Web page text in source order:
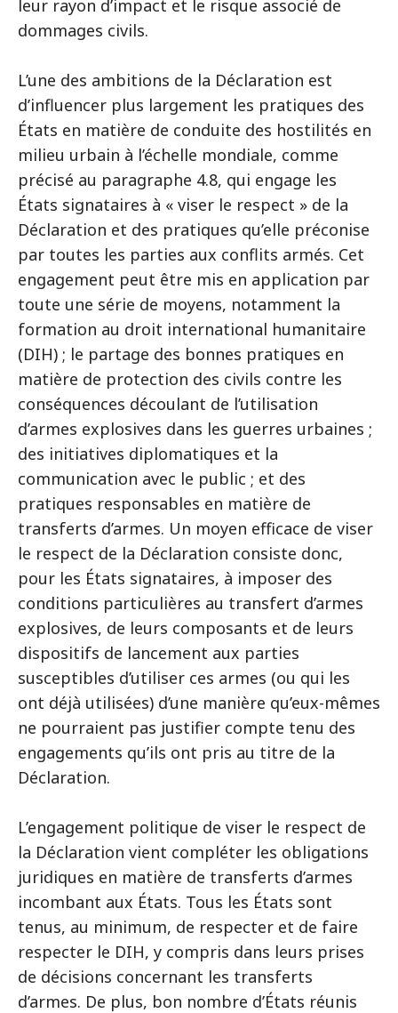
leur rayon d’impact et le risque associé de
dommages civils.
L’une des ambitions de la Déclaration est
d’influencer plus largement les pratiques des
États en matière de conduite des hostilités en
milieu urbain à l’échelle mondiale, comme
précisé au paragraphe 4.8, qui engage les
États signataires à « viser le respect » de la
Déclaration et des pratiques qu’elle préconise
par toutes les parties aux conflits armés. Cet
engagement peut être mis en application par
toute une série de moyens, notamment la
formation au droit international humanitaire
(DIH) ; le partage des bonnes pratiques en
matière de protection des civils contre les
conséquences découlant de l’utilisation
d’armes explosives dans les guerres urbaines ;
des initiatives diplomatiques et la
communication avec le public ; et des
pratiques responsables en matière de
transferts d’armes. Un moyen efficace de viser
le respect de la Déclaration consiste donc,
pour les États signataires, à imposer des
conditions particulières au transfert d’armes
explosives, de leurs composants et de leurs
dispositifs de lancement aux parties
susceptibles d’utiliser ces armes (ou qui les
ont déjà utilisées) d’une manière qu’eux-mêmes
ne pourraient pas justifier compte tenu des
engagements qu’ils ont pris au titre de la
Déclaration.
L’engagement politique de viser le respect de
la Déclaration vient compléter les obligations
juridiques en matière de transferts d’armes
incombant aux États. Tous les États sont
tenus, au minimum, de respecter et de faire
respecter le DIH, y compris dans leurs prises
de décisions concernant les transferts
d’armes. De plus, bon nombre d’États réunis